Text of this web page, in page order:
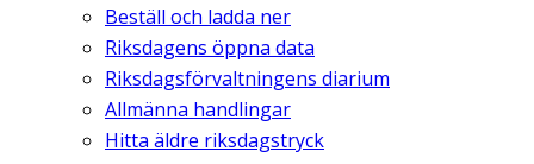
Beställ och ladda ner
Riksdagens öppna data
Riksdagsförvaltningens diarium
Allmänna handlingar
Hitta äldre riksdagstryck